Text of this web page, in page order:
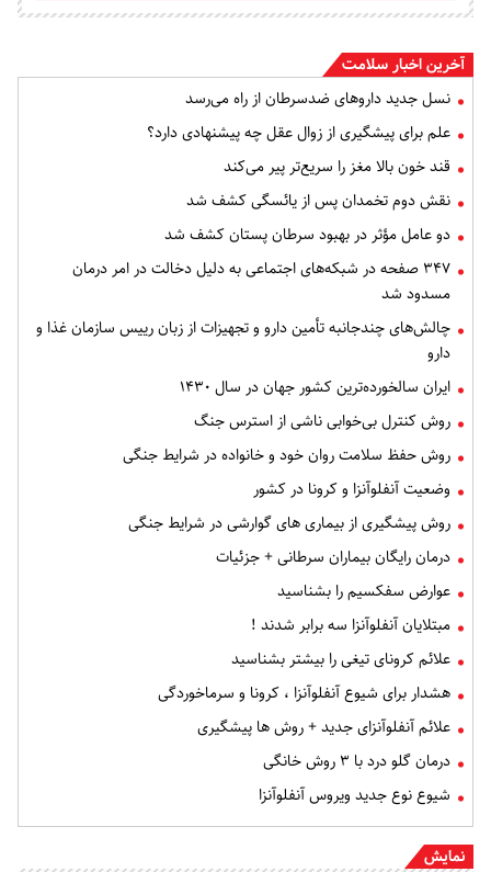
آخرین اخبار سلامت
نسل جدید داروهای ضدسرطان از راه می‌رسد
علم برای پیشگیری از زوال عقل چه پیشنهادی دارد؟
قند خون بالا مغز را سریع‌تر پیر می‌کند
نقش دوم تخمدان پس از یائسگی کشف شد
دو عامل مؤثر در بهبود سرطان پستان کشف شد
۳۴۷ صفحه در شبکه‌های اجتماعی به دلیل دخالت در امر درمان
مسدود شد
چالش‌های چندجانبه تأمین دارو و تجهیزات از زبان رییس سازمان غذا و
دارو
ایران سالخورده‌ترین کشور جهان در سال ۱۴۳۰
روش کنترل بی‌خوابی‌ ناشی از استرس جنگ
روش حفظ سلامت روان خود و خانواده در شرایط جنگی
وضعیت آنفلوآنزا و کرونا در کشور
روش پیشگیری از بیماری های گوارشی در شرایط جنگی
درمان رایگان بیماران سرطانی + جزئیات
عوارض سفکسیم را بشناسید
مبتلایان آنفلوآنزا سه‌ برابر شدند !
علائم کرونای تیغی را بیشتر بشناسید
هشدار برای شیوع آنفلوآنزا ، کرونا و سرماخوردگی
علائم آنفلوآنزای جدید + روش ها پیشگیری
درمان گلو درد با ۳ روش خانگی
شیوع نوع جدید ویروس آنفلوآنزا
نمایش